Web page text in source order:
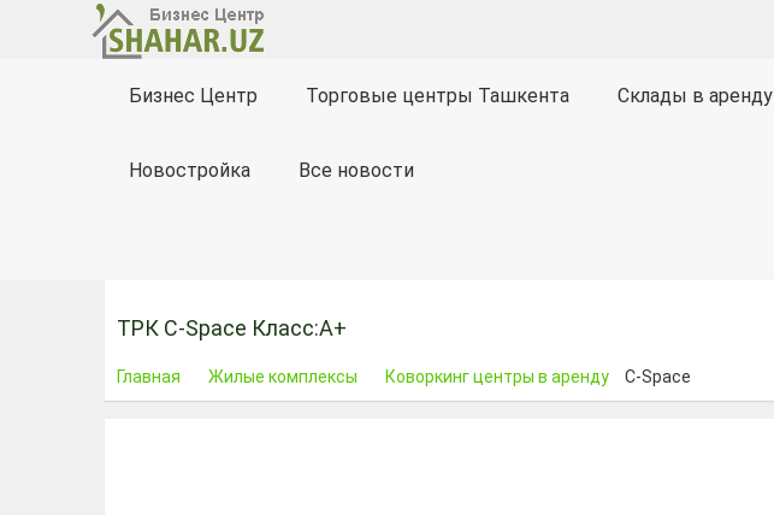
Бизнес Центр Торговые центры Ташкента Склады в аренду
Новостройка Все новости
ТРК C-Space Класс:A+
Главная Жилые комплексы Коворкинг центры в аренду C-Space